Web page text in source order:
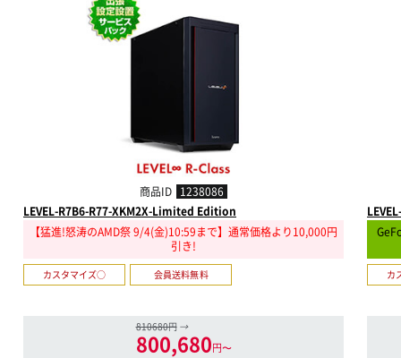
商品ID 1238086
LEVEL-R7B6-R77-XKM2X-Limited Edition
【猛進!怒涛のAMD祭 9/4(金)10:59まで】通常価格より10,000円
引き!
カスタマイズ○ 会員送料無料
810680円 →
800,680円〜
カ